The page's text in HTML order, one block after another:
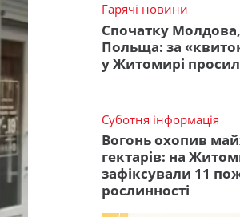
Гарячі новини
Спочатку
Польща: за
у Житомирі
Суботня інформація
Вогонь охопив
гектарів: на
зафіксували 11
рослинності